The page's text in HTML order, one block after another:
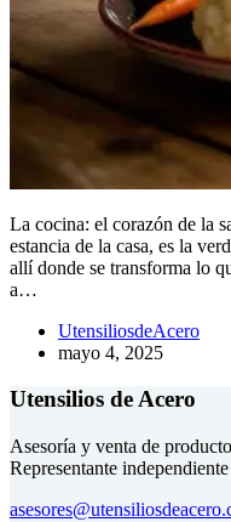
La cocina: el corazón de la
estancia de la casa, es la
allí donde se transforma lo
a…
UtensiliosdeAcero
mayo 4, 2025
Utensilios de Acero
Asesoría y venta de
Representante